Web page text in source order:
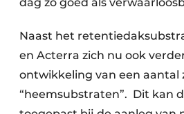
Naast het
en Acterra zich nu ook
ontwikkeling van een aantal
“heemsubstraten”. Dit kan